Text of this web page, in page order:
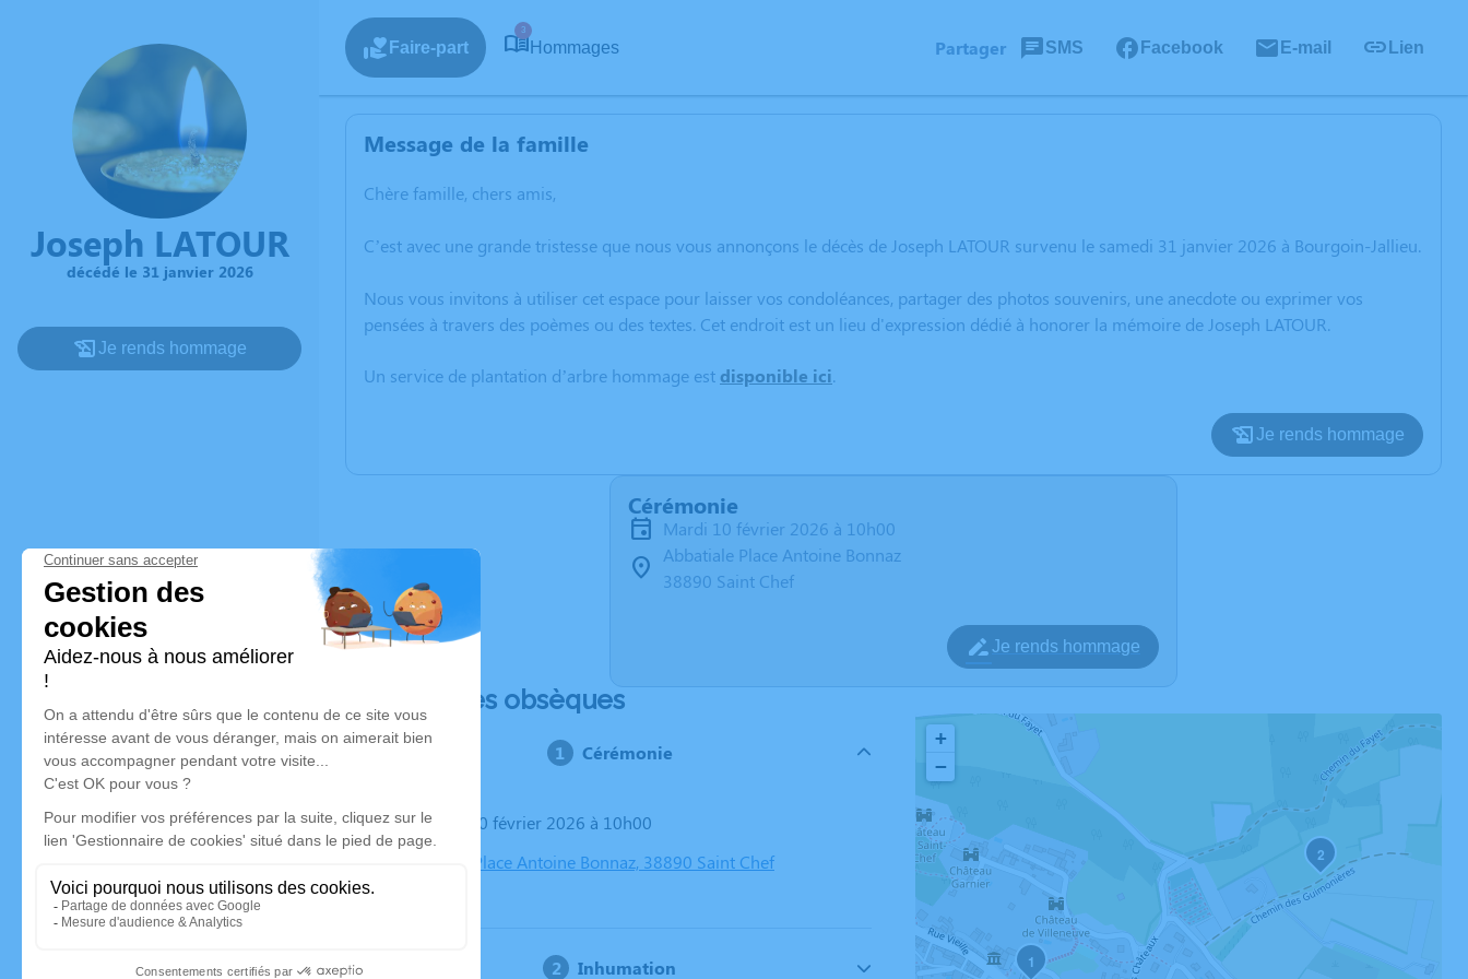
Joseph LATOUR
décédé le 31 janvier 2026
Je rends hommage
Faire-part
3
Hommages Partager SMS Facebook E-mail Lien
Message de la famille
Chère famille, chers amis,
C’est avec une grande tristesse que nous vous annonçons le décès de Joseph LATOUR survenu le samedi 31 janvier 2026 à Bourgoin-Jallieu.
Nous vous invitons à utiliser cet espace pour laisser vos condoléances, partager des photos souvenirs, une anecdote ou exprimer vos
pensées à travers des poèmes ou des textes. Cet endroit est un lieu d'expression dédié à honorer la mémoire de Joseph LATOUR.
Un service de plantation d’arbre hommage est disponible ici.
Je rends hommage
Cérémonie
mardi 10 février 2026 à 10h00
Abbatiale Place Antoine Bonnaz
38890 Saint Chef
Je rends hommage
Déroulé des obsèques
Cérémonie
Le mardi 10 février 2026 à 10h00
Abbatiale Place Antoine Bonnaz, 38890 Saint Chef
Inhumation 1
2
+
−